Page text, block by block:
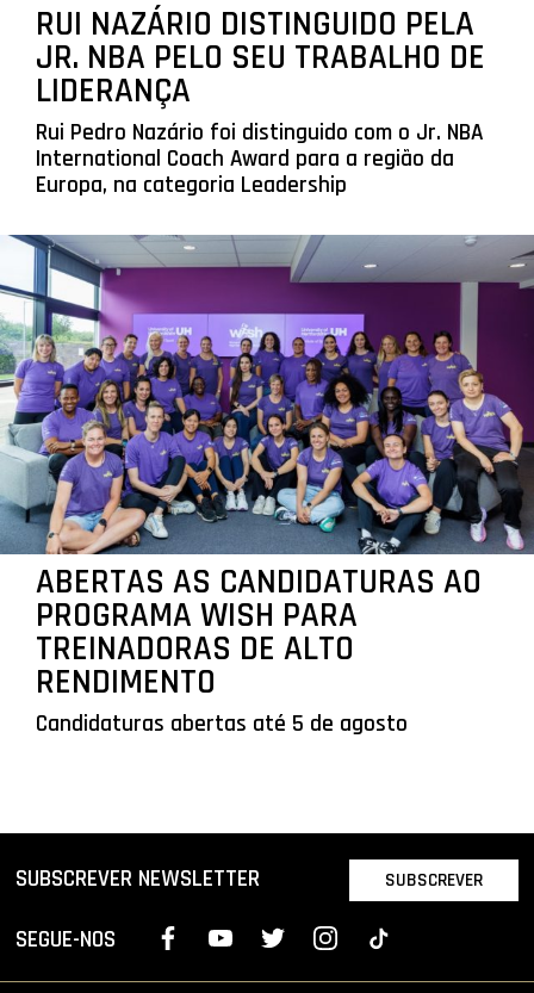
RUI NAZÁRIO DISTINGUIDO PELA
JR. NBA PELO SEU TRABALHO DE
LIDERANÇA
Rui Pedro Nazário foi distinguido com o Jr. NBA
International Coach Award para a região da
Europa, na categoria Leadership
ABERTAS AS CANDIDATURAS AO
PROGRAMA WISH PARA
TREINADORAS DE ALTO
RENDIMENTO
Candidaturas abertas até 5 de agosto
SUBSCREVER NEWSLETTER SUBSCREVER
SEGUE-NOS